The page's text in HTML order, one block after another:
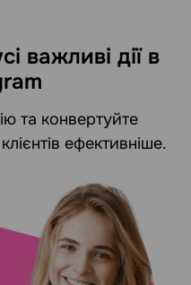
важливі дії в
та конвертуйте
ефективніше.